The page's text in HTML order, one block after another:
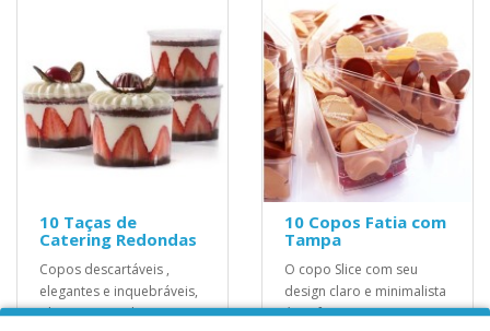
10 Taças de
Catering Redondas
Copos descartáveis ​,
elegantes e inquebráveis,
ideais para todos
10 Copos Fatia com
Tampa
O copo Slice com seu
design claro e minimalista
é perfeito para